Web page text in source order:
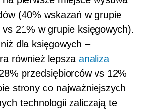
(40% wskazań w grupie
21% w grupie księgowych).
dla księgowych –
również lepsza analiza
przedsiębiorców vs 12%
strony do najważniejszych
technologii zaliczają te